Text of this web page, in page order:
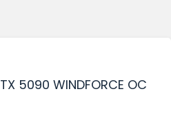
5090 WINDFORCE OC